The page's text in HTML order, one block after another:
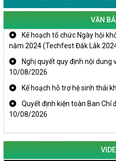
VĂN
Kế hoạch tổ chức Ngày hội
năm 2024 (Techfest Đắk Lắk
Nghị quyết quy định nội dung
10/08/2026
Kế hoạch hỗ trợ hệ sinh thái
Quyết định kiện toàn Ban Chỉ
10/08/2026
KHAI MẠC TECHFEST 2024